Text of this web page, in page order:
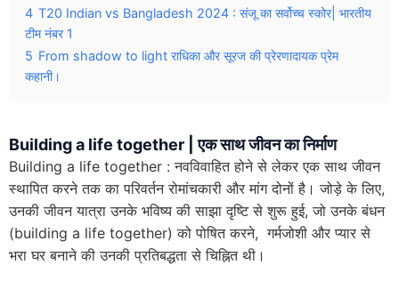
4 T20 Indian vs Bangladesh 2024 : संजू का सर्वोच्च स्कोर| भारतीय
टीम नंबर 1
5 From shadow to light राधिका और सूरज की प्रेरणादायक प्रेम
कहानी।
Building a life together | एक साथ जीवन का निर्माण
Building a life together : नवविवाहित होने से लेकर एक साथ जीवन
स्थापित करने तक का परिवर्तन रोमांचकारी और मांग दोनों है। जोड़े के लिए,
उनकी जीवन यात्रा उनके भविष्य की साझा दृष्टि से शुरू हुई, जो उनके बंधन
(building a life together) को पोषित करने, गर्मजोशी और प्यार से
भरा घर बनाने की उनकी प्रतिबद्धता से चिह्नित थी।